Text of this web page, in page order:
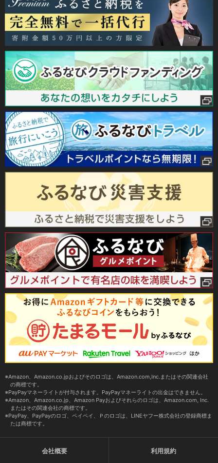
Amazon、Amazon.co.jpおよびそのロゴは、Amazon.com,Inc.またはその関連会社
の商標です。
PayPayマネーライトが付与されます。PayPayマネーライトの出金はできません。
Amazon、Amazon.co.jp、Amazon Payおよびそれらのロゴは、Amazon.com, Inc.
またはその関連会社の商標です。
PayPay、PayPayのロゴ、ペイペイ、Ｐのロゴは、LINEヤフー株式会社の登録商標ま
たは商標です。
会社概要 利用規約